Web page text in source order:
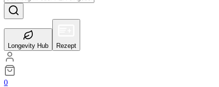
Longevity Hub Rezept
0